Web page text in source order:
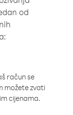
od
račun se
možete zvati
cijenama.